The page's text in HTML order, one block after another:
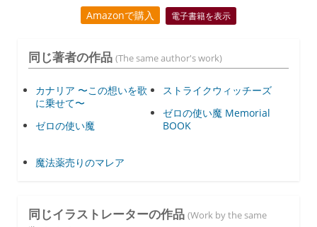
Amazonで購入 電子書籍を表示
同じ著者の作品 (The same author's work)
カナリア 〜この想いを歌
に乗せて〜
ゼロの使い魔
ストライクウィッチーズ
ゼロの使い魔 Memorial
BOOK
魔法薬売りのマレア
同じイラストレーターの作品 (Work by the same